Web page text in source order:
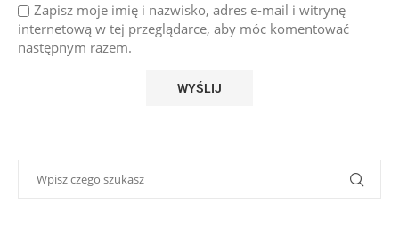
Zapisz moje imię i nazwisko, adres e-mail i witrynę
internetową w tej przeglądarce, aby móc komentować
następnym razem.